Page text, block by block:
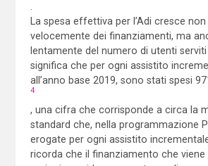
.
La spesa effettiva per l’Adi cresce
velocemente dei finanziamenti, ma
lentamente del numero di utenti
significa che per ogni assistito
all’anno base 2019, sono stati spesi
4
, una cifra che corrisponde a circa la
standard che, nella programmazione
erogate per ogni assistito
ricorda che il finanziamento che viene